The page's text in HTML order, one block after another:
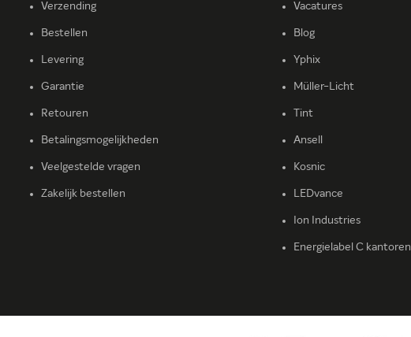
Verzending
Bestellen
Levering
Garantie
Retouren
Betalingsmogelijkheden
Veelgestelde vragen
Zakelijk bestellen
Vacatures
Blog
Yphix
Müller-Licht
Tint
Ansell
Kosnic
LEDvance
Ion Industries
Energielabel C kantoren